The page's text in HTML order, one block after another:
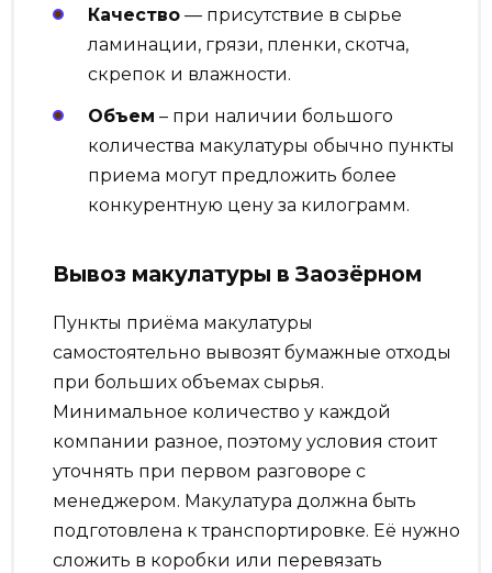
Качество — присутствие в сырье
ламинации, грязи, пленки, скотча,
скрепок и влажности.
Объем – при наличии большого
количества макулатуры обычно пункты
приема могут предложить более
конкурентную цену за килограмм.
Вывоз макулатуры в Заозёрном
Пункты приёма макулатуры
самостоятельно вывозят бумажные отходы
при больших объемах сырья.
Минимальное количество у каждой
компании разное, поэтому условия стоит
уточнять при первом разговоре с
менеджером. Макулатура должна быть
подготовлена к транспортировке. Её нужно
сложить в коробки или перевязать